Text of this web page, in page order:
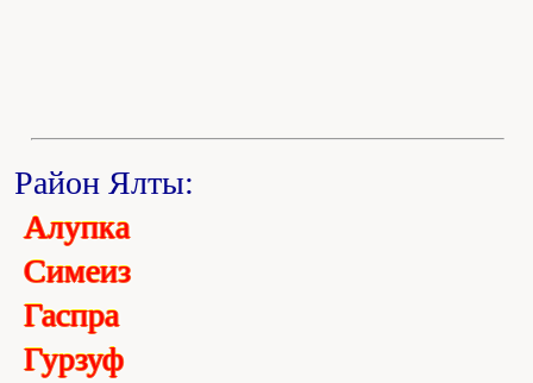
Район Ялты:
Алупка
Симеиз
Гаспра
Гурзуф